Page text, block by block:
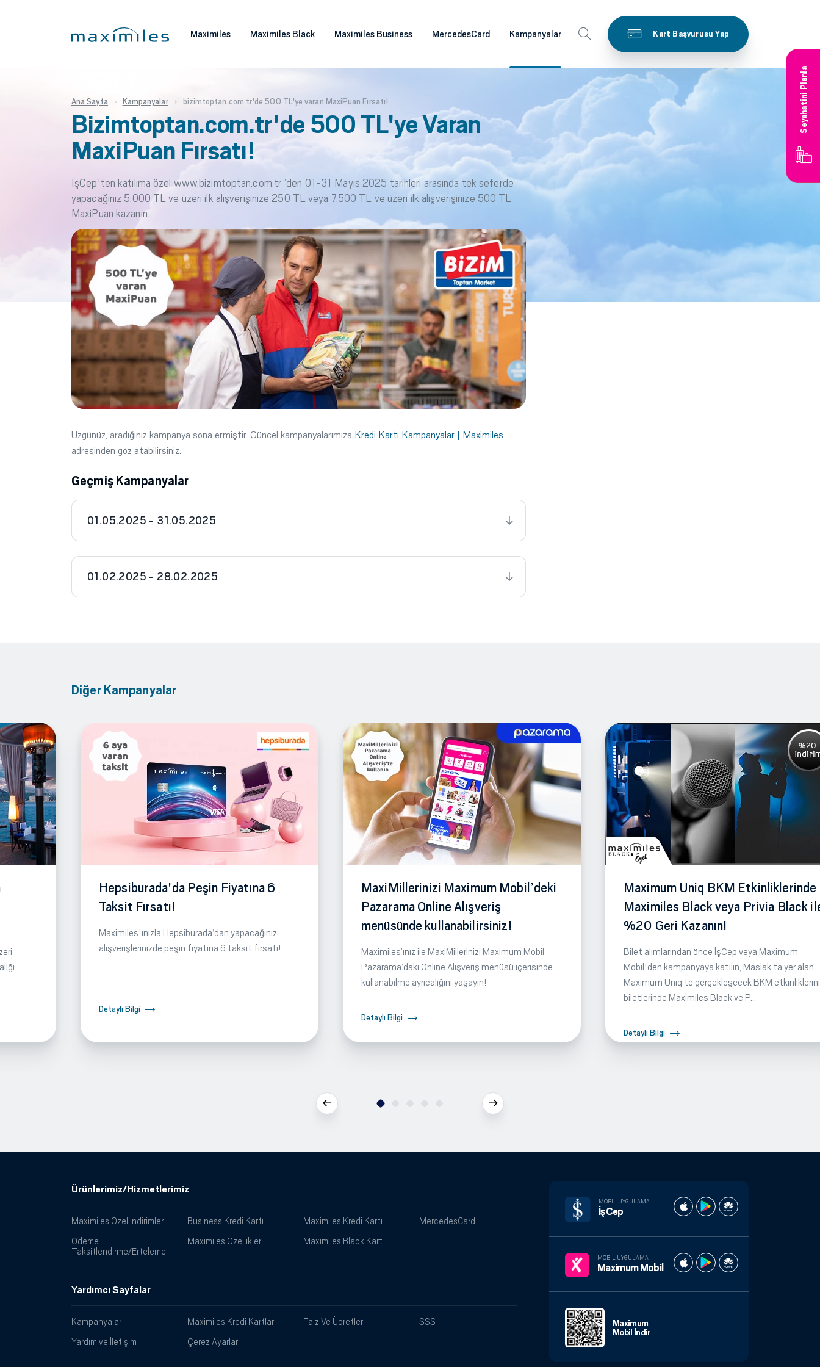
Maximiles Maximiles Black Maximiles Business MercedesCard Kampanyalar Kart Başvurusu Yap
Seyahatini Planla
Ana Sayfa Kampanyalar bizimtoptan.com.tr'de 500 TL'ye varan MaxiPuan Fırsatı!
Bizimtoptan.com.tr'de 500 TL'ye Varan
MaxiPuan Fırsatı!
İşCep'ten katılıma özel www.bizimtoptan.com.tr ’den 01-31 Mayıs 2025 tarihleri arasında tek seferde
yapacağınız 5.000 TL ve üzeri ilk alışverişinize 250 TL veya 7.500 TL ve üzeri ilk alışverişinize 500 TL
MaxiPuan kazanın.
Üzgünüz, aradığınız kampanya sona ermiştir. Güncel kampanyalarımıza Kredi Kartı Kampanyalar | Maximiles
adresinden göz atabilirsiniz.
Geçmiş Kampanyalar
01.05.2025 - 31.05.2025
01.02.2025 - 28.02.2025
Diğer Kampanyalar
Hepsiburada'da Peşin Fiyatına 6
Taksit Fırsatı!
Maximiles'ınızla Hepsiburada‘dan yapacağınız
alışverişlerinizde peşin fiyatına 6 taksit fırsatı!
Detaylı Bilgi
MaxiMillerinizi Maximum Mobil’deki
Pazarama Online Alışveriş
menüsünde kullanabilirsiniz!
Maximiles’ınız ile MaxiMillerinizi Maximum Mobil
Pazarama’daki Online Alışveriş menüsü içerisinde
kullanabilme ayrıcalığını yaşayın!
Detaylı Bilgi
Maximum Uniq BKM Etkinliklerinde
Maximiles Black veya Privia Black
%20 Geri Kazanın!
Bilet alımlarından önce İşCep veya Maximum
Mobil'den kampanyaya katılın, Maslak’ta yer alan
Maximum Uniq’te gerçekleşecek BKM
biletlerinde Maximiles Black ve P...
Detaylı Bilgi
Ürünlerimiz/Hizmetlerimiz
Maximiles Özel İndirimler Business Kredi Kartı Maximiles Kredi Kartı
MercedesCard
Ödeme
Taksitlendirme/Erteleme
Maximiles Özellikleri Maximiles Black Kart
Yardımcı Sayfalar
Kampanyalar Maximiles Kredi Kartları Faiz Ve Ücretler
SSS
Yardım ve İletişim
Çerez Ayarları
MOBIL UYGULAMA
İşCep
MOBIL UYGULAMA
Maximum Mobil
Maximum
Mobil İndir